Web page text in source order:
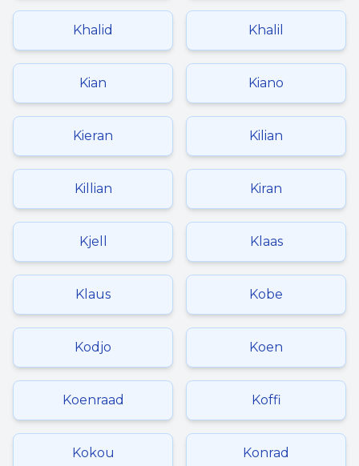
Khalid Khalil
Kian Kiano
Kieran Kilian
Killian Kiran
Kjell Klaas
Klaus Kobe
Kodjo Koen
Koenraad Koffi
Kokou Konrad